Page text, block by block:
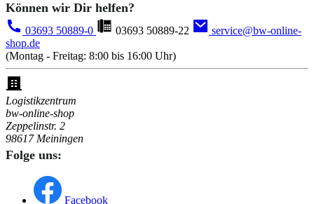
Können wir Dir helfen?
03693 50889-0 03693 50889-22
service@bw-online-
shop.de
(Montag - Freitag: 8:00 bis 16:00 Uhr)
Logistikzentrum
bw-online-shop
Zeppelinstr. 2
98617 Meiningen
Folge uns:
Facebook